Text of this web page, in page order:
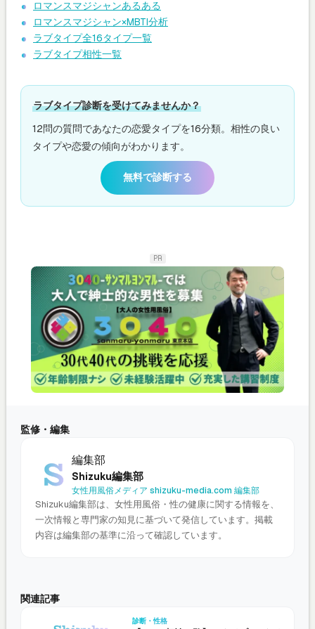
ロマンスマジシャンあるある
ロマンスマジシャン×MBTI分析
ラブタイプ全16タイプ一覧
ラブタイプ相性一覧
ラブタイプ診断を受けてみませんか？
12問の質問であなたの恋愛タイプを16分類。相性の良い
タイプや恋愛の傾向がわかります。
無料で診断する
PR
監修・編集
編集部
Shizuku編集部
女性用風俗メディア shizuku-media.com 編集部
Shizuku編集部は、女性用風俗・性の健康に関する情報を、
一次情報と専門家の知見に基づいて発信しています。掲載
内容は編集部の基準に沿って確認しています。
関連記事
診断・性格